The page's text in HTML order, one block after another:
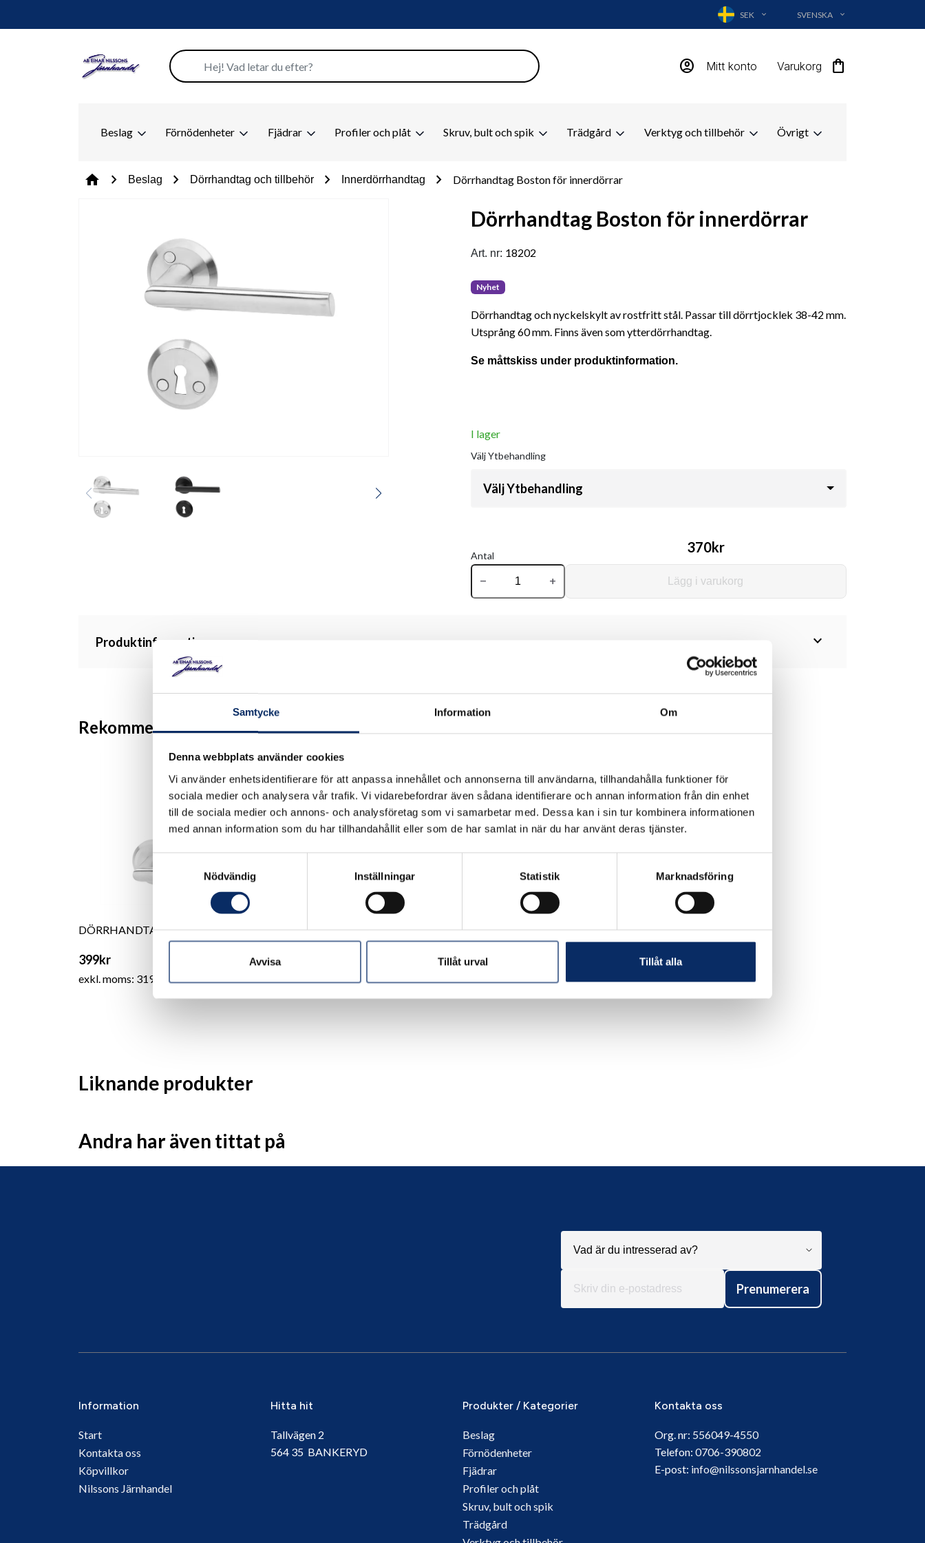
Samtycke Information Om
Denna webbplats använder cookies
Vi använder enhetsidentifierare för att anpassa innehållet och annonserna till användarna, tillhandahålla funktioner för
sociala medier och analysera vår trafik. Vi vidarebefordrar även sådana identifierare och annan information från din enhet
till de sociala medier och annons- och analysföretag som vi samarbetar med. Dessa kan i sin tur kombinera informationen
med annan information som du har tillhandahållit eller som de har samlat in när du har använt deras tjänster.
Nödvändig
Inställningar Statistik Marknadsföring
Avvisa Tillåt urval Tillåt alla
SEK EXPAND_MORE SVENSKA EXPAND_MORE
account_circle Mitt konto Varukorg shopping_bag
Beslag Förnödenheter Fjädrar Profiler och plåt Skruv, bult och spik Trädgård Verktyg och tillbehör Övrigt
home chevron_right Beslag chevron_right Dörrhandtag och tillbehör chevron_right Innerdörrhandtag chevron_right Dörrhandtag Boston för innerdörrar
Dörrhandtag Boston för innerdörrar
Art. nr: 18202
Nyhet
Dörrhandtag och nyckelskylt av rostfritt stål. Passar till dörrtjocklek 38-42 mm.
Utsprång 60 mm. Finns även som ytterdörrhandtag.
Se måttskiss under produktinformation.
I lager
VäljYtbehandling
Välj Ytbehandling
Antal
remove add
370kr
Lägg i varukorg
Produktinformation expand_more
Rekommenderade produkter
DÖRRHANDTAG BOSTON RFR ELLER SVART
399kr
exkl. moms: 319kr
WC-beslag A262
exkl. moms: 180kr
Liknande produkter
Andra har även tittat på
Prenumerera
Information
Start
Kontakta oss
Köpvillkor
Nilssons Järnhandel
Hitta hit
Tallvägen 2
564 35 BANKERYD
Produkter / Kategorier
Beslag
Förnödenheter
Fjädrar
Profiler och plåt
Skruv, bult och spik
Trädgård
Kontakta oss
Org. nr: 556049-4550
Telefon: 0706-390802
E-post: info@nilssonsjarnhandel.se